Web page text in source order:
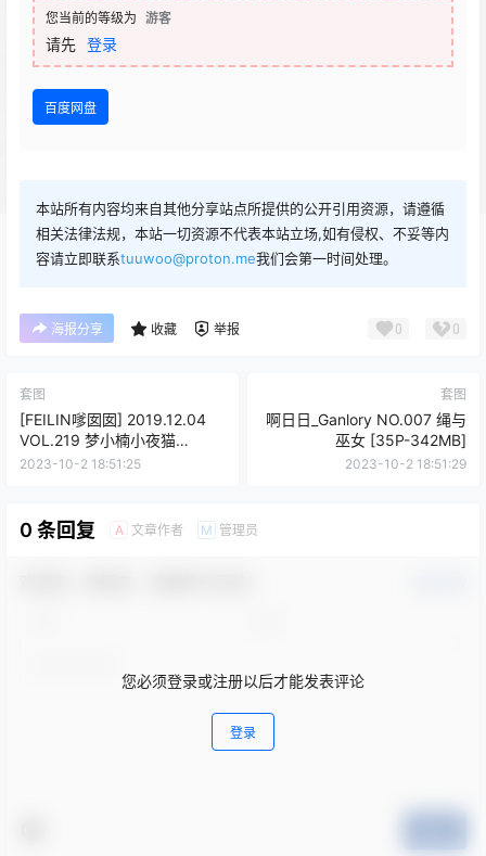
您当前的等级为 游客
请先 登录
百度网盘
本站所有内容均来自其他分享站点所提供的公开引用资源，请遵循
相关法律法规，本站一切资源不代表本站立场,如有侵权、不妥等内
容请立即联系tuuwoo@proton.me我们会第一时间处理。
海报分享 收藏 举报 0 0
套图
[FEILIN嗲囡囡] 2019.12.04
VOL.219 梦小楠小夜猫
[55P/103MB]
2023-10-2 18:51:25
套图
啊日日_Ganlory NO.007 绳与
巫女 [35P-342MB]
2023-10-2 18:51:29
0 条回复 A 文章作者 M 管理员
您必须登录或注册以后才能发表评论
登录